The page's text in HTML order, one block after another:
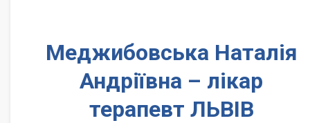
Меджибовська Наталія
Андріївна – лікар
терапевт ЛЬВІВ